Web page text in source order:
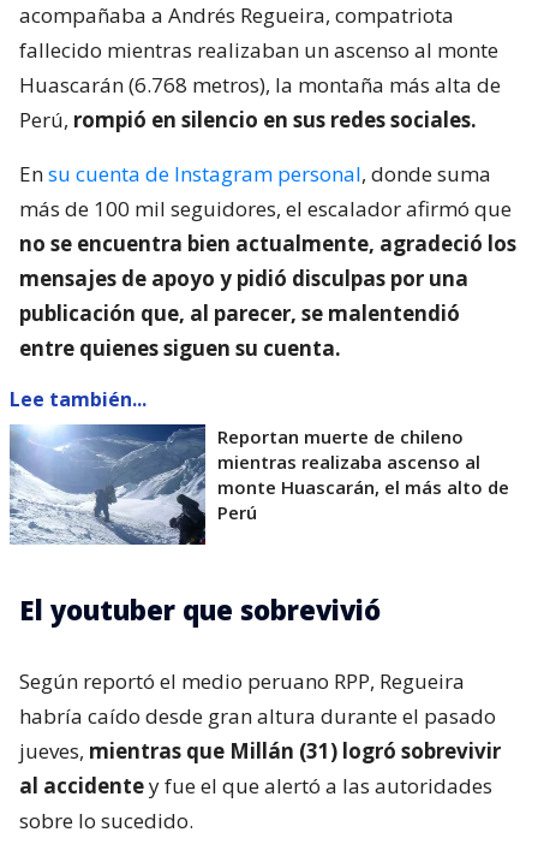
acompañaba a Andrés Regueira, compatriota
fallecido mientras realizaban un ascenso al monte
Huascarán (6.768 metros), la montaña más alta de
Perú, rompió en silencio en sus redes sociales.
Ensu cuenta de Instagram personal, donde suma
más de 100 mil seguidores, el escalador afirmó que
no se encuentra bien actualmente, agradeció los
mensajes de apoyo y pidió disculpas por una
publicación que, al parecer, se malentendió
entre quienes siguen su cuenta.
Lee también...
Reportan muerte de chileno
mientras realizaba ascenso al
monte Huascarán, el más alto de
Perú
El youtuber que sobrevivió
Según reportó el medio peruano RPP, Regueira
habría caído desde gran altura durante el pasado
jueves, mientras que Millán (31) logró sobrevivir
al accidentey fue el que alertó a las autoridades
sobre lo sucedido.